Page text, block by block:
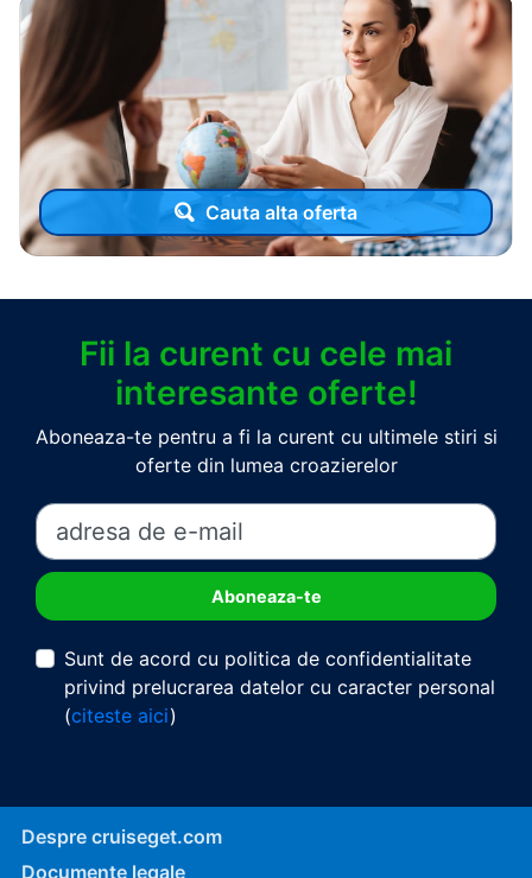
Cauta alta oferta
Fii la curent cu cele mai
interesante oferte!
Aboneaza-te pentru a fi la curent cu ultimele stiri si
oferte din lumea croazierelor
Sunt de acord cu politica de confidentialitate
privind prelucrarea datelor cu caracter personal
(citeste aici)
Despre cruiseget.com
Documente legale